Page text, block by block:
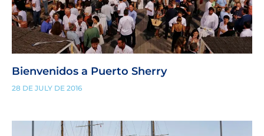
Bienvenidos a Puerto Sherry
28 DE JULY DE 2016